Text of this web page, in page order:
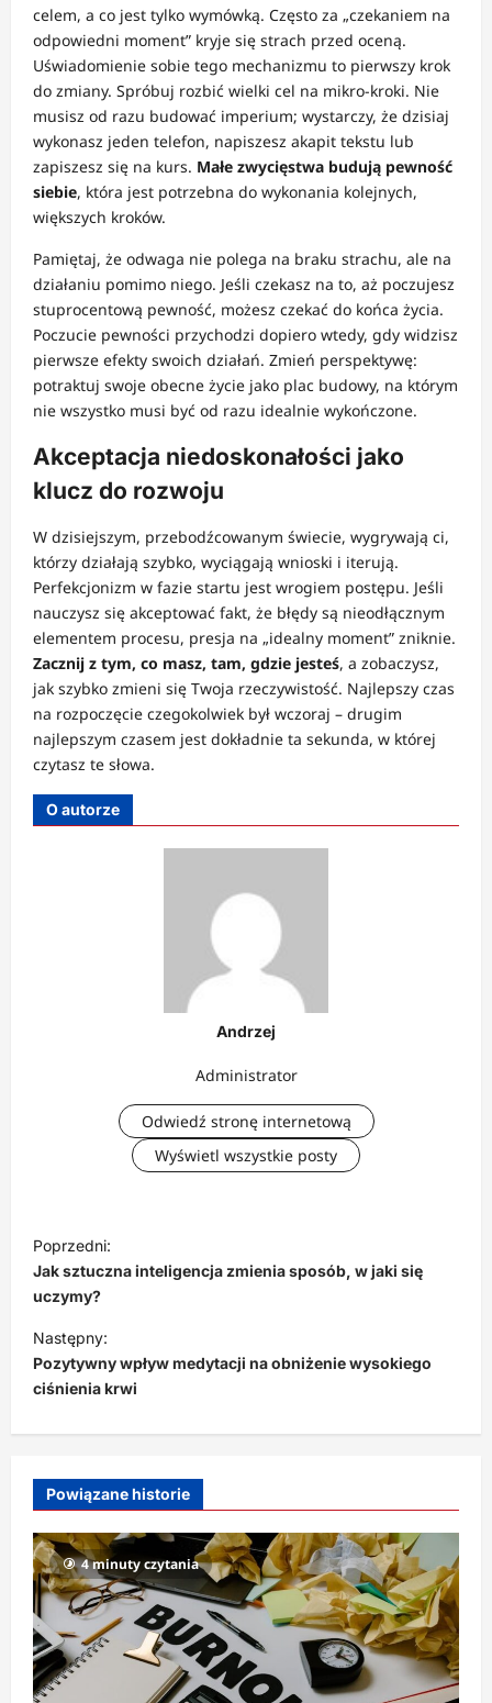
celem, a co jest tylko wymówką. Często za „czekaniem na
odpowiedni moment” kryje się strach przed oceną.
Uświadomienie sobie tego mechanizmu to pierwszy krok
do zmiany. Spróbuj rozbić wielki cel na mikro-kroki. Nie
musisz od razu budować imperium; wystarczy, że dzisiaj
wykonasz jeden telefon, napiszesz akapit tekstu lub
zapiszesz się na kurs. Małe zwycięstwa budują pewność
siebie, która jest potrzebna do wykonania kolejnych,
większych kroków.
Pamiętaj, że odwaga nie polega na braku strachu, ale na
działaniu pomimo niego. Jeśli czekasz na to, aż poczujesz
stuprocentową pewność, możesz czekać do końca życia.
Poczucie pewności przychodzi dopiero wtedy, gdy widzisz
pierwsze efekty swoich działań. Zmień perspektywę:
potraktuj swoje obecne życie jako plac budowy, na którym
nie wszystko musi być od razu idealnie wykończone.
Akceptacja niedoskonałości jako
klucz do rozwoju
W dzisiejszym, przebodźcowanym świecie, wygrywają ci,
którzy działają szybko, wyciągają wnioski i iterują.
Perfekcjonizm w fazie startu jest wrogiem postępu. Jeśli
nauczysz się akceptować fakt, że błędy są nieodłącznym
elementem procesu, presja na „idealny moment” zniknie.
Zacznij z tym, co masz, tam, gdzie jesteś, a zobaczysz,
jak szybko zmieni się Twoja rzeczywistość. Najlepszy czas
na rozpoczęcie czegokolwiek był wczoraj – drugim
najlepszym czasem jest dokładnie ta sekunda, w której
czytasz te słowa.
O autorze
Andrzej
Administrator
Odwiedź stronę internetową
Wyświetl wszystkie posty
N
a
w
i
g
a
c
a
w
p
i
s
u
Poprzedni:
Jak sztuczna inteligencja zmienia sposób, w jaki się
uczymy?
Następny:
Pozytywny wpływ medytacji na obniżenie wysokiego
ciśnienia krwi
Powiązane historie
4 minuty czytania